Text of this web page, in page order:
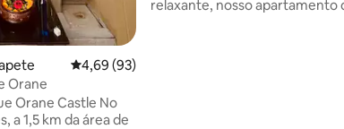
136 avaliações4,69 de uma avaliação média de 5, 93
4,69 (93)
Orane
Orane Castle No
a 1,5 km da área de
relaxante, nosso apartamento